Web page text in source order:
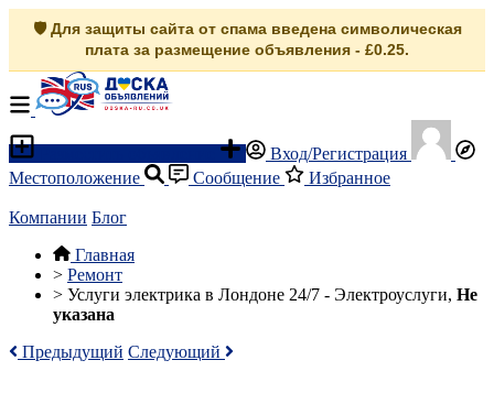
🛡️ Для защиты сайта от спама введена символическая
плата за размещение объявления - £0.25.
Вход/Регистрация
Местоположение
Сообщение Избранное
Компании Блог
Главная
> Ремонт
> Услуги электрика в Лондоне 24/7 - Электроуслуги, Не
указана
Предыдущий Следующий